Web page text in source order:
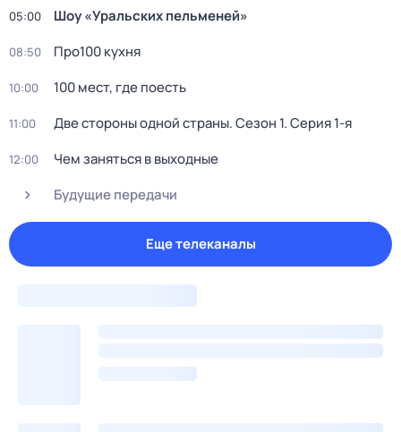
05:00 Шоу «Уральских пельменей»
08:50 Про100 кухня
10:00 100 мест, где поесть
11:00 Две стороны одной страны. Сезон 1. Серия 1-я
12:00
Чем заняться в выходные
Будущие передачи
Еще телеканалы